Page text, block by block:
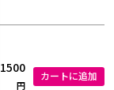
1500
円
カートに追加